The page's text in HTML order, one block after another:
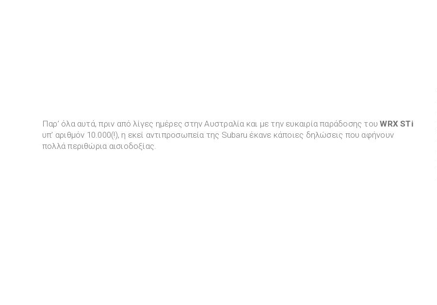
Παρ’ όλα αυτά, πριν από λίγες ημέρες στην Αυστραλία και με την ευκαιρία παράδοσης τουWRX STi
υπ’ αριθμόν 10.000(!), η εκεί αντιπροσωπεία της Subaru έκανε κάποιες δηλώσεις που αφήνουν
πολλά περιθώρια αισιοδοξίας.